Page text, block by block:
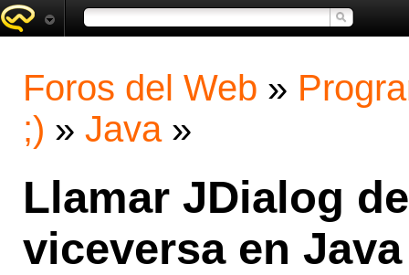
Foros del Web »
;) » Java »
Llamar JDialog
viceversa en Java